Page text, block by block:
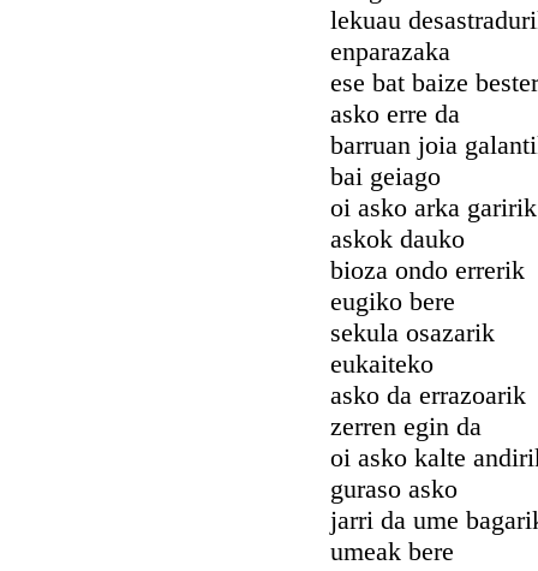
lekuau
enparazaka
ese bat baize
asko erre da
barruan joia
bai geiago
oi asko arka garirik
askok dauko
bioza ondo errerik
eugiko bere
sekula osazarik
eukaiteko
asko da errazoarik
zerren egin da
oi asko kalte
guraso asko
jarri da ume
umeak bere